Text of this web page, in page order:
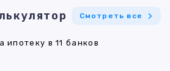
Смотреть все
ипотеку в 11 банков